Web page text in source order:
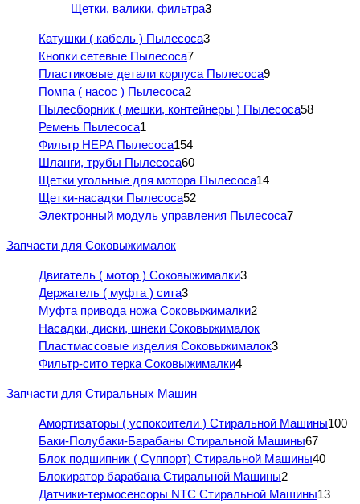
Щетки, валики, фильтра3
Катушки ( кабель ) Пылесоса3
Кнопки сетевые Пылесоса7
Пластиковые детали корпуса Пылесоса9
Помпа ( насос ) Пылесоса2
Пылесборник ( мешки, контейнеры ) Пылесоса58
Ремень Пылесоса1
Фильтр HEPA Пылесоса154
Шланги, трубы Пылесоса60
Щетки угольные для мотора Пылесоса14
Щетки-насадки Пылесоса52
Электронный модуль управления Пылесоса7
Запчасти для Соковыжималок
Двигатель ( мотор ) Соковыжималки3
Держатель ( муфта ) сита3
Муфта привода ножа Соковыжималки2
Насадки, диски, шнеки Соковыжималок
Пластмассовые изделия Соковыжималок3
Фильтр-сито терка Соковыжималки4
Запчасти для Стиральных Машин
Амортизаторы ( успокоители ) Стиральной Машины100
Баки-Полубаки-Барабаны Стиральной Машины67
Блок подшипник ( Суппорт) Стиральной Машины40
Блокиратор барабана Стиральной Машины2
Датчики-термосенсоры NTC Стиральной Машины13